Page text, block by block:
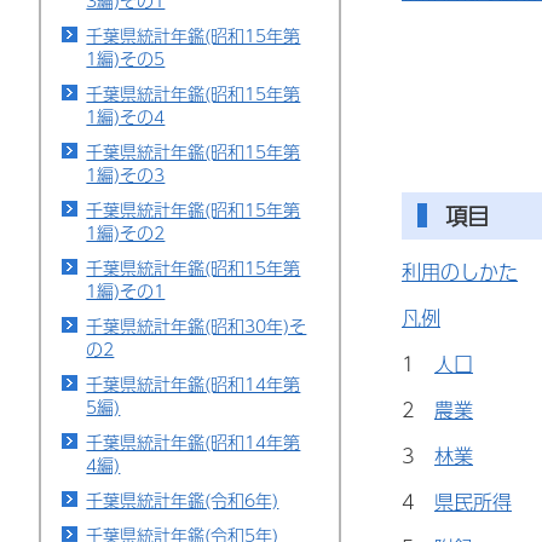
千葉県統計年鑑(昭和15年第
1編)その5
千葉県統計年鑑(昭和15年第
1編)その4
千葉県統計年鑑(昭和15年第
1編)その3
千葉県統計年鑑(昭和15年第
1編)その2
千葉県統計年鑑(昭和15年第
1編)その1
千葉県統計年鑑(昭和30年)そ
の2
千葉県統計年鑑(昭和14年第
5編)
千葉県統計年鑑(昭和14年第
4編)
千葉県統計年鑑(令和6年)
千葉県統計年鑑(令和5年)
項目
利用のしかた
凡例
1 人口
2 農業
3 林業
4 県民所得